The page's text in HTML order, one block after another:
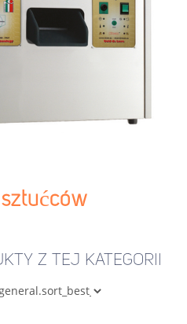
Z TEJ KATEGORII